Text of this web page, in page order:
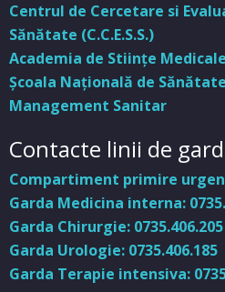
Centrul de Cercetare si
Sănătate (C.C.E.S.S.)
Academia de Stiinţe Medicale
Şcoala Naţională de
Management Sanitar
Contacte linii de
Compartiment primire
Garda Medicina interna:
Garda Chirurgie: 0735.406.205
Garda Urologie: 0735.406.185
Garda Terapie intensiva: